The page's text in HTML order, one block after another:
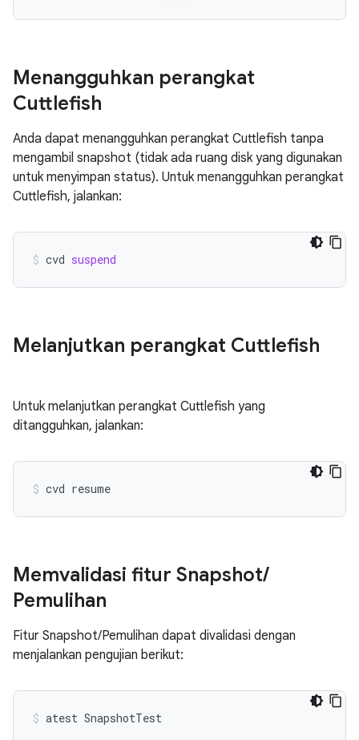
Menangguhkan perangkat
Cuttlefish
Anda dapat menangguhkan perangkat Cuttlefish tanpa
mengambil snapshot (tidak ada ruang disk yang digunakan
untuk menyimpan status). Untuk menangguhkan perangkat
Cuttlefish, jalankan:
cvd suspend
Melanjutkan perangkat Cuttlefish
Untuk melanjutkan perangkat Cuttlefish yang
ditangguhkan, jalankan:
cvd resume
Memvalidasi fitur Snapshot/
Pemulihan
Fitur Snapshot/Pemulihan dapat divalidasi dengan
menjalankan pengujian berikut:
atest SnapshotTest